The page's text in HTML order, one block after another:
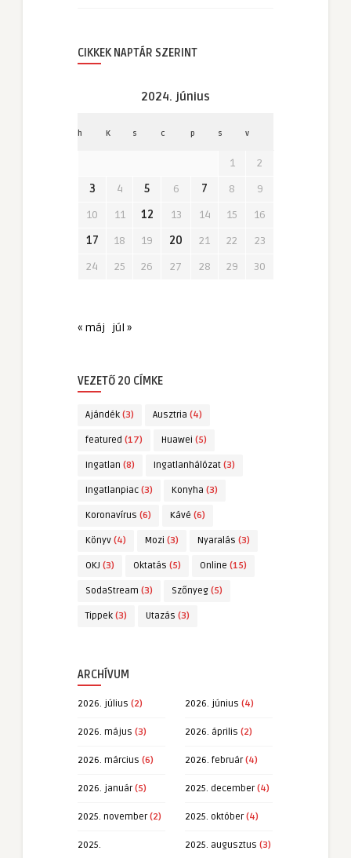
CIKKEK NAPTÁR SZERINT
2024. június
h K s c p s v
1
2
3
4 5 6 7 8
9
10
11 12 13 14 15
16
17
18 19 20 21 22
23
24
25 26 27 28 29 30
« máj júl »
VEZETŐ 20 CÍMKE
Ajándék (3) Ausztria (4)
featured (17) Huawei (5)
Ingatlan (8) Ingatlanhálózat (3)
Ingatlanpiac (3) Konyha (3)
Koronavírus (6) Kávé (6)
Könyv (4) Mozi (3) Nyaralás (3)
OKJ (3) Oktatás (5) Online (15)
SodaStream (3) Szőnyeg (5)
Tippek (3) Utazás (3)
ARCHÍVUM
2026. július (2) 2026. június (4)
2026. május (3) 2026. április (2)
2026. március (6) 2026. február(4)
2026. január(5) 2025. december(4)
2025. november(2) 2025. október(4)
2025. 2025. augusztus (3)